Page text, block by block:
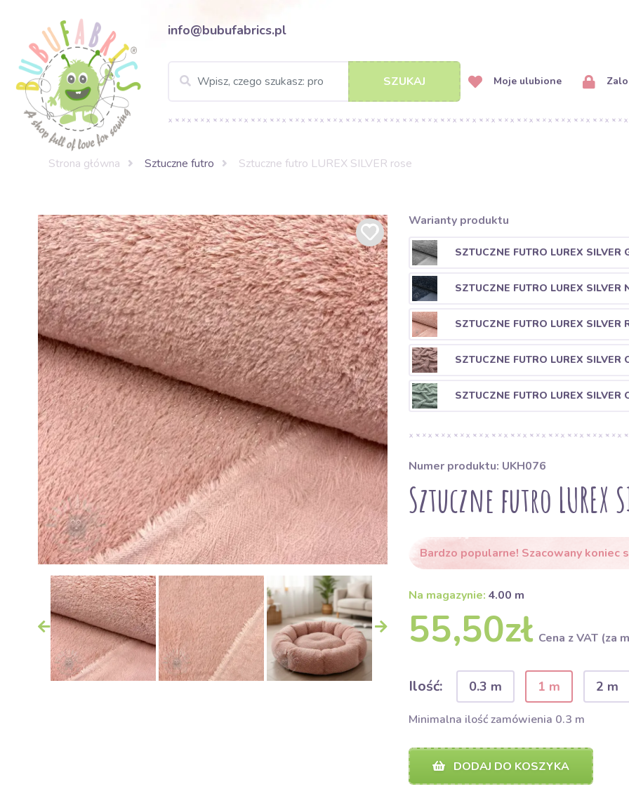
info@bubufabrics.pl
SZUKAJ Moje ulubione
Strona główna Sztuczne futro Sztuczne futro LUREX SILVER rose
Warianty produktu
SZTUCZNE FUTRO LUREX SILVER
SZTUCZNE FUTRO LUREX SILVER
SZTUCZNE FUTRO LUREX SILVER
SZTUCZNE FUTRO LUREX SILVER
SZTUCZNE FUTRO LUREX SILVER
Numer produktu: UKH076
Sztuczne futro LUREX
Bardzo popularne! Szacowany koniec
Na magazynie: 4.00 m
55,50zł Cena z VAT (za
Ilość: 0.3 m 1 m 2 m
Minimalna ilość zamówienia 0.3 m
DODAJ DO KOSZYKA